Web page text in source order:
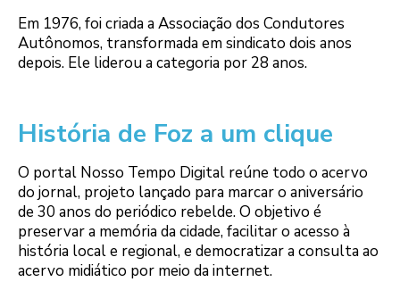
Em 1976, foi criada a Associação dos Condutores
Autônomos, transformada em sindicato dois anos
depois. Ele liderou a categoria por 28 anos.
História de Foz a um clique
O portal Nosso Tempo Digital reúne todo o acervo
do jornal, projeto lançado para marcar o aniversário
de 30 anos do periódico rebelde. O objetivo é
preservar a memória da cidade, facilitar o acesso à
história local e regional, e democratizar a consulta ao
acervo midiático por meio da internet.